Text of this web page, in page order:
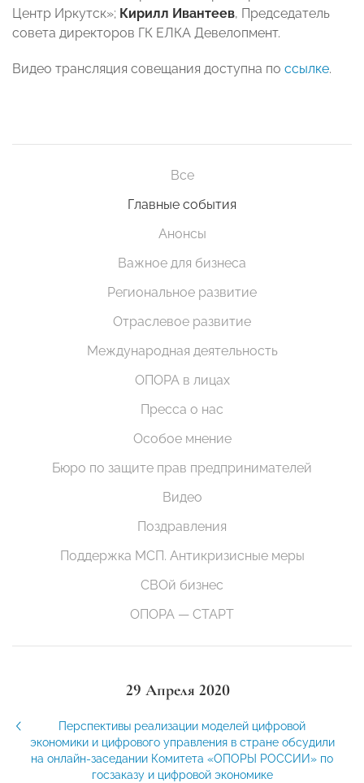
Центр Иркутск»; Кирилл Ивантеев, Председатель
совета директоров ГК ЕЛКА Девелопмент.
Видео трансляция совещания доступна по ссылке.
Все
Главные события
Анонсы
Важное для бизнеса
Региональное развитие
Отраслевое развитие
Международная деятельность
ОПОРА в лицах
Пресса о нас
Особое мнение
Бюро по защите прав предпринимателей
Видео
Поздравления
Поддержка МСП. Антикризисные меры
СВОй бизнес
ОПОРА — СТАРТ
29 Апреля 2020
Перспективы реализации моделей цифровой
экономики и цифрового управления в стране обсудили
на онлайн-заседании Комитета «ОПОРЫ РОССИИ» по
госзаказу и цифровой экономике